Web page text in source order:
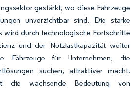
gestärkt, wo diese Fahrzeuge
unverzichtbar sind. Die starke
wird durch technologische Fortschritte
und der Nutzlastkapazität weiter
Fahrzeuge für Unternehmen, die
suchen, attraktiver macht.
die wachsende Bedeutung von